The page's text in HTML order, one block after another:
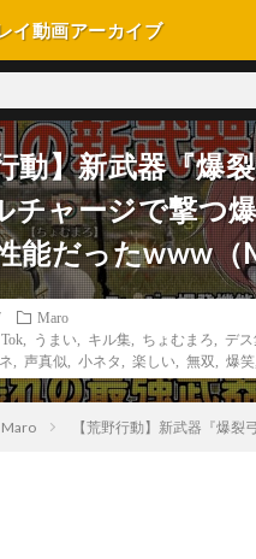
イ動画アーカイブ
動】新武器『爆
チャージで撃つ
能だったwww（
Maro
うまい キル集 ちょむまろ デス
声真似 小ネタ 楽しい 無双 爆笑
Maro 【荒野行動】新武器『爆